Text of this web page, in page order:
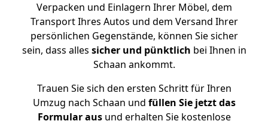
Verpacken und Einlagern Ihrer Möbel, dem
Transport Ihres Autos und dem Versand Ihrer
persönlichen Gegenstände, können Sie sicher
sein, dass alles sicher und pünktlich bei Ihnen in
Schaan ankommt.
Trauen Sie sich den ersten Schritt für Ihren
Umzug nach Schaan und füllen Sie jetzt das
Formular ausund erhalten Sie kostenlose